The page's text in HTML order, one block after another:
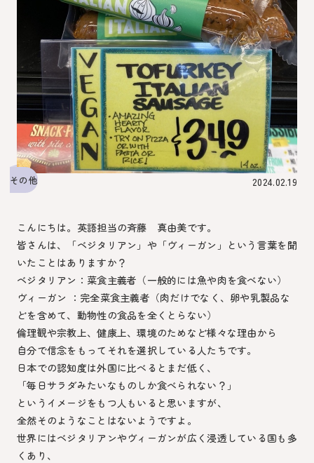
その他 2024.02.19
こんにちは。英語担当の斉藤 真由美です。
皆さんは、「ベジタリアン」や「ヴィーガン」という言葉を聞
いたことはありますか？
ベジタリアン：菜食主義者（一般的には魚や肉を食べない）
ヴィーガン ：完全菜食主義者（肉だけでなく、卵や乳製品な
どを含めて、動物性の食品を全くとらない）
倫理観や宗教上、健康上、環境のためなど様々な理由から
自分で信念をもってそれを選択している人たちです。
日本での認知度は外国に比べるとまだ低く、
「毎日サラダみたいなものしか食べられない？」
というイメージをもつ人もいると思いますが、
全然そのようなことはないようですよ。
世界にはベジタリアンやヴィーガンが広く浸透している国も多
くあり、